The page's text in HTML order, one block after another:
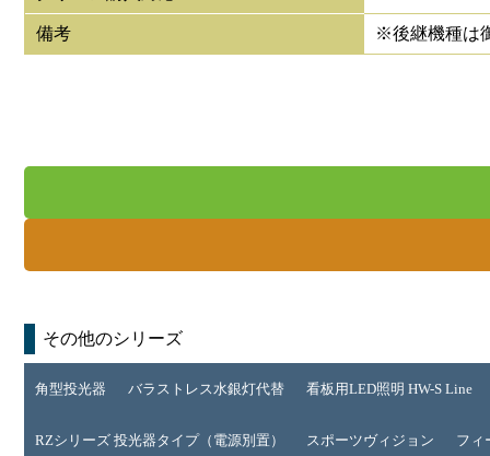
備考 ※後継機種は
その他のシリーズ
角型投光器 バラストレス水銀灯代替 看板用LED照明 HW-S Line
RZシリーズ 投光器タイプ（電源別置） スポーツヴィジョン フィ